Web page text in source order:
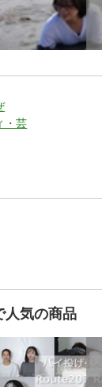
・芸
人気の商品